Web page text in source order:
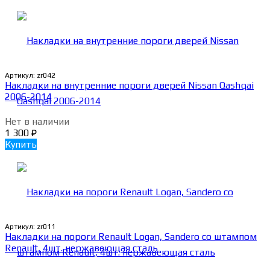
Артикул: zr042
Накладки на внутренние пороги дверей Nissan Qashqai
2006-2014
Нет в наличии
1 300 ₽
Купить
Артикул: zr011
Накладки на пороги Renault Logan, Sandero со штампом
Renault, 4шт. нержавеющая сталь